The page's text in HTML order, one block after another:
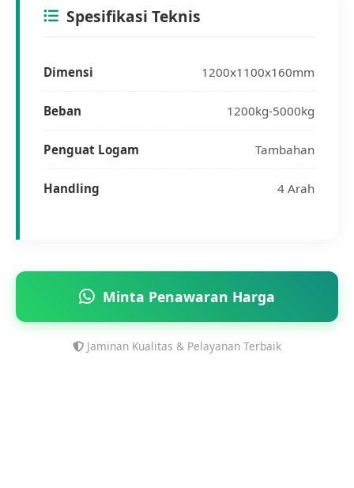
Spesifikasi Teknis
Dimensi 1200x1100x160mm
Beban 1200kg-5000kg
Penguat Logam Tambahan
Handling 4 Arah
Minta Penawaran Harga
Jaminan Kualitas & Pelayanan Terbaik